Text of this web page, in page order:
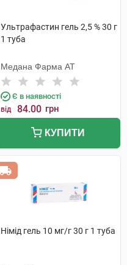
Ультрафастин гель 2,5 % 30 г
1 туба
Медана Фарма АТ
Є в наявності
від 84.00 грн
КУПИТИ
Німід гель 10 мг/г 30 г 1 туба